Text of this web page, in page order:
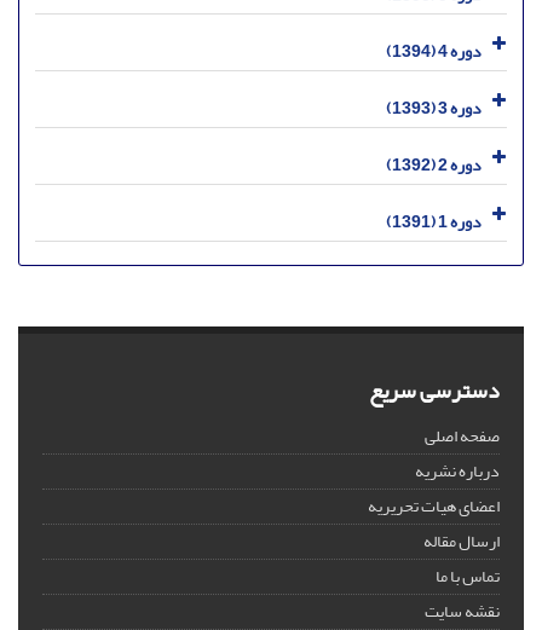
دوره 4 (1394)
دوره 3 (1393)
دوره 2 (1392)
دوره 1 (1391)
دسترسی سریع
صفحه اصلی
درباره نشریه
اعضای هیات تحریریه
ارسال مقاله
تماس با ما
نقشه سایت